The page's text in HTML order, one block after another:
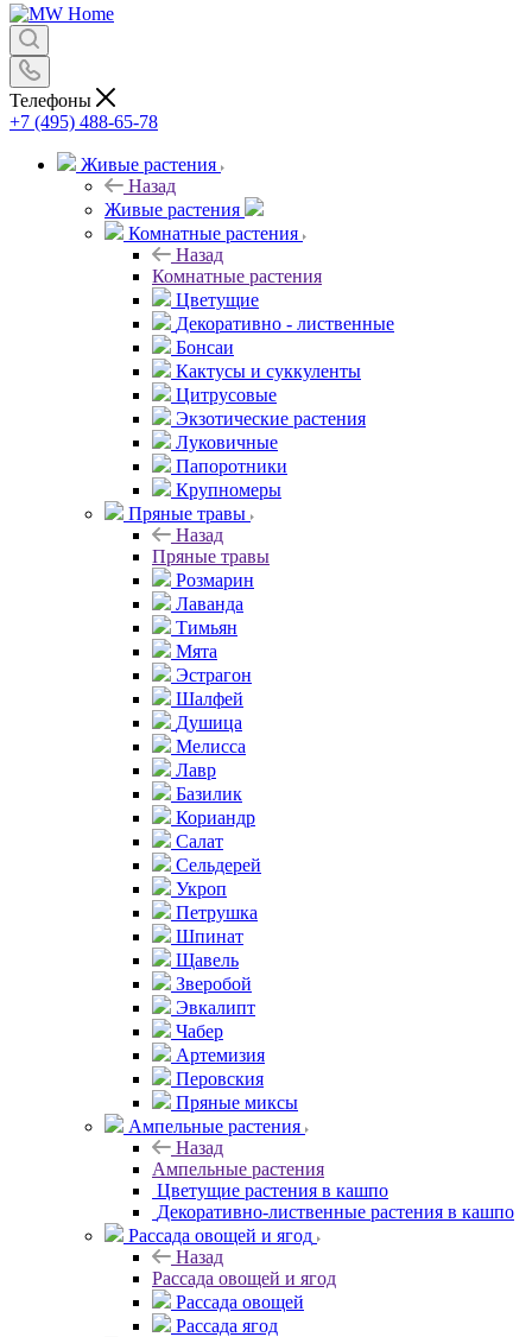
Телефоны
+7 (495) 488-65-78
Живые растения
Назад
Живые растения
Комнатные растения
Назад
Комнатные растения
Цветущие
Декоративно - лиственные
Бонсаи
Кактусы и суккуленты
Цитрусовые
Экзотические растения
Луковичные
Папоротники
Крупномеры
Пряные травы
Назад
Пряные травы
Розмарин
Лаванда
Тимьян
Мята
Эстрагон
Шалфей
Душица
Мелисса
Лавр
Базилик
Кориандр
Салат
Сельдерей
Укроп
Петрушка
Шпинат
Щавель
Зверобой
Эвкалипт
Чабер
Артемизия
Перовския
Пряные миксы
Ампельные растения
Назад
Ампельные растения
Цветущие растения в кашпо
Декоративно-лиственные растения в кашпо
Рассада овощей и ягод
Назад
Рассада овощей и ягод
Рассада овощей
Рассада ягод